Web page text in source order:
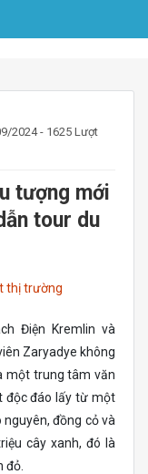
2024 - 1625 Lượt
tượng mới
tour du
thị trường
Điện Kremlin và
Zaryadye không
một trung tâm văn
độc đáo lấy từ một
đồng cỏ và
cây xanh, đó là
đỏ.